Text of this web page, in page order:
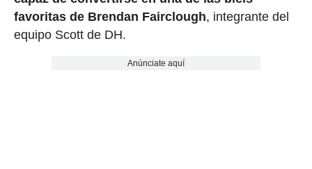
favoritas de Brendan Fairclough, integrante del
equipo Scott de DH.
Anúnciate aquí